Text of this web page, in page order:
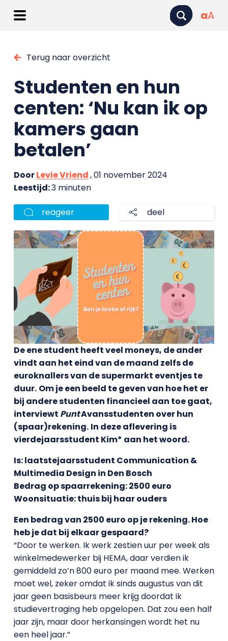
aA
Terug naar overzicht
Studenten en hun
centen: ‘Nu kan ik op
kamers gaan
betalen’
DoorLevie Vriend, 01 november 2024
Leestijd:3 minuten
reageer deel
De ene student heeft veel moneys, de ander
vindt aan het eind van de maand zelfs de
euroknallers van de supermarkt eventjes te
duur. Om je een beeld te geven van hoe het er
bij andere studenten financieel aan toe gaat,
interviewt PuntAvansstudenten over hun
(spaar)rekening. In deze aflevering is
vierdejaarsstudent Kim* aan het woord.
Is: laatstejaarsstudent Communication &
Multimedia Design in Den Bosch
Bedrag op spaarrekening: 2500 euro
Woonsituatie: thuis bij haar ouders
Een bedrag van 2500 euro op je rekening. Hoe
heb je dat bij elkaar gespaard?
“Door te werken. Ik werk zestien uur per week als
winkelmedewerker bij HEMA, daar verdien ik
gemiddeld zo’n 800 euro per maand mee. Werken
moet wel, zeker omdat ik sinds augustus van dit
jaar geen basisbeurs meer krijg doordat ik
studievertraging heb opgelopen. Dat zou een half
jaar zijn, maar door herkansingen wordt het nu
een heel jaar.”